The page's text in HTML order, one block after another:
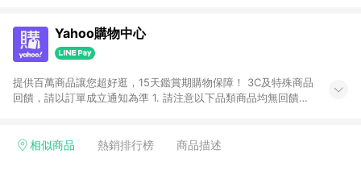
Yahoo購物中心
提供百萬商品讓您超好逛，15天鑑賞期購物保障！ 3C及特殊商品
回饋，請以訂單成立通知為準 1. 請注意以下品類商品均無回饋：
電玩/遊戲/相機/單眼/鏡頭/拍立得 [2024/6/1起適用] -內接硬
相似商品 熱銷排行榜 商品描述